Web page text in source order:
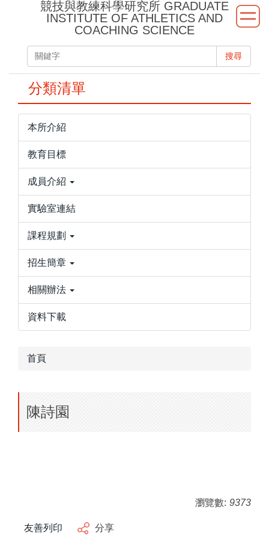
競技與教練科學研究所 GRADUATE
INSTITUTE OF ATHLETICS AND
COACHING SCIENCE
搜尋
分類清單
本所介紹
教育目標
成員介紹
實驗室連結
課程規劃
招生簡章
相關辦法
資料下載
首頁
陳詩園
瀏覽數: 9373
友善列印 分享